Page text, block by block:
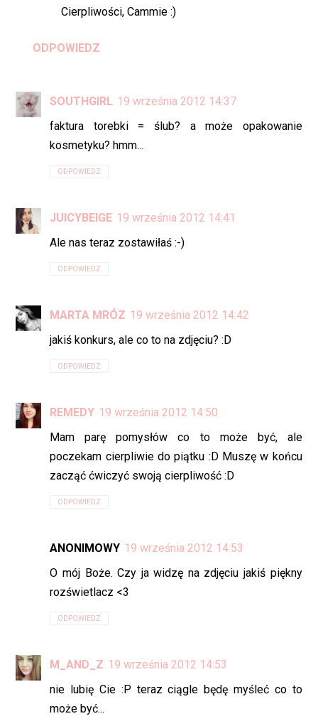
Cierpliwości, Cammie :)
ODPOWIEDZ
SOUTHGIRL 19 września 2012 14:37
faktura torebki = ślub? a może opakowanie
kosmetyku? hmm...
ODPOWIEDZ
JUICYBEIGE 19 września 2012 14:41
Ale nas teraz zostawiłaś :-)
ODPOWIEDZ
MARTA MRÓZ 19 września 2012 14:42
jakiś konkurs, ale co to na zdjęciu? :D
ODPOWIEDZ
REMEDY 19 września 2012 14:50
Mam parę pomysłów co to może być, ale
poczekam cierpliwie do piątku :D Muszę w końcu
zacząć ćwiczyć swoją cierpliwość :D
ODPOWIEDZ
ANONIMOWY 19 września 2012 14:53
O mój Boże. Czy ja widzę na zdjęciu jakiś piękny
rozświetlacz <3
ODPOWIEDZ
M_AND_Z 19 września 2012 14:53
nie lubię Cie :P teraz ciągle będę myśleć co to
może być...